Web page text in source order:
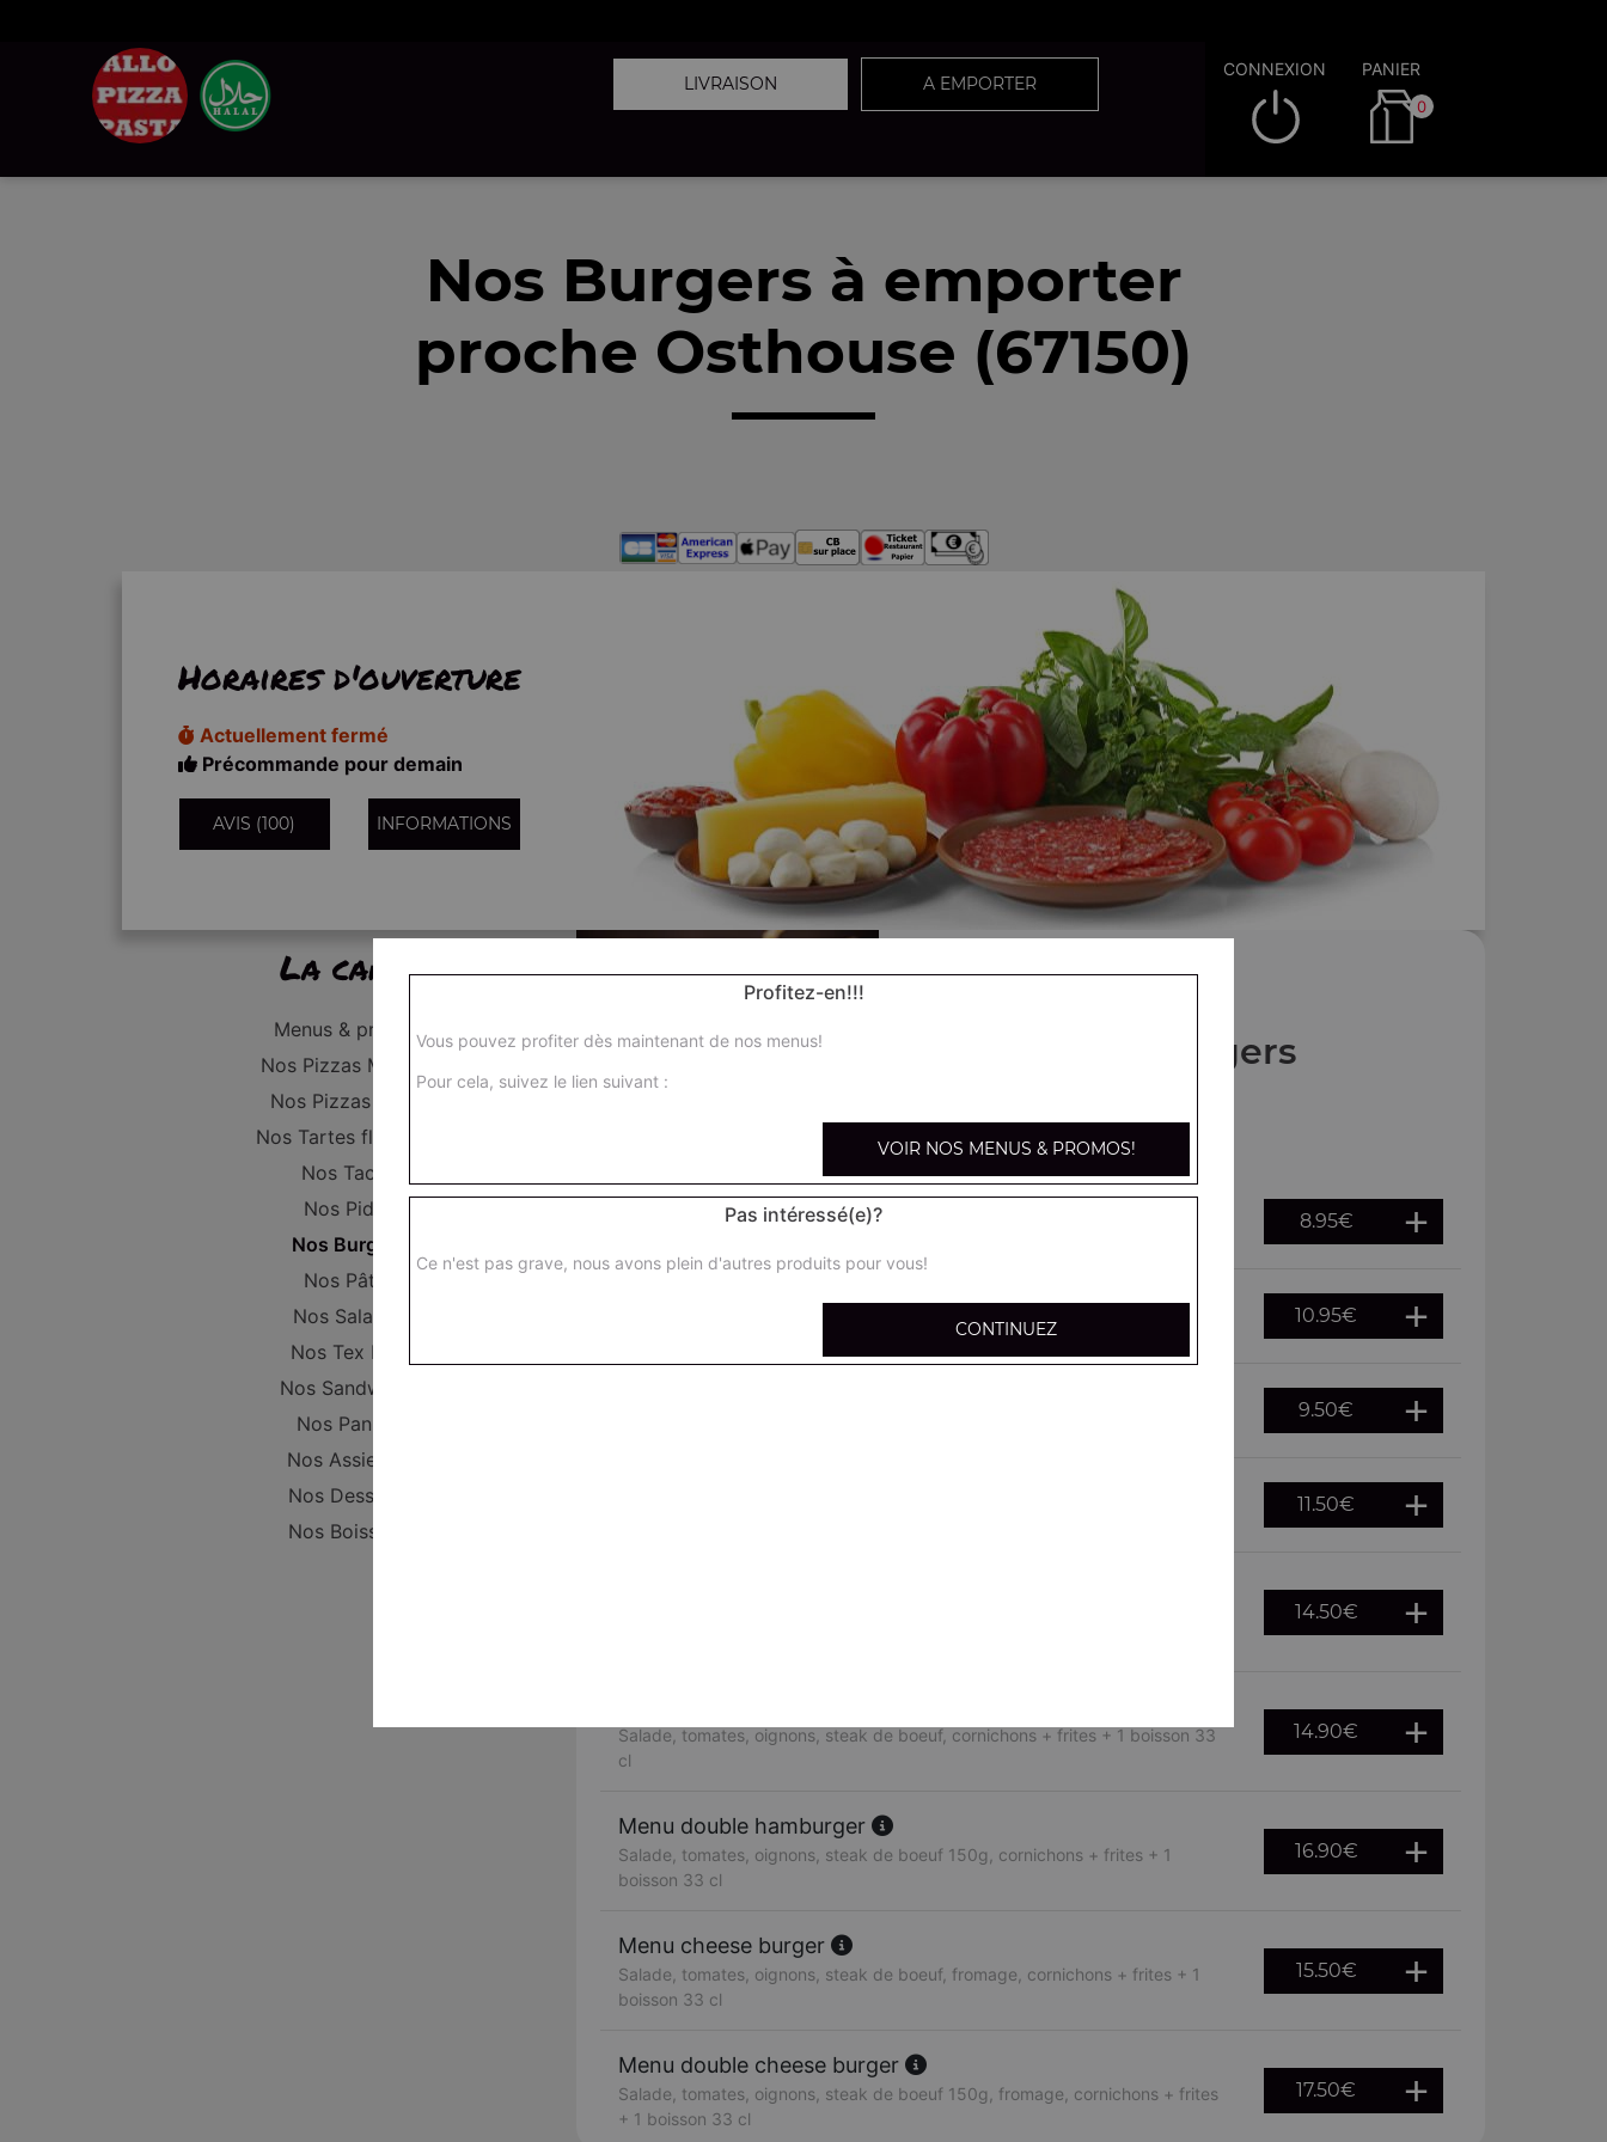
LIVRAISON A EMPORTER
CONNEXION PANIER
0
Nos Burgers à emporter
proche Osthouse (67150)
Horaires d'ouverture
Actuellement fermé
Précommande pour demain
AVIS (100) INFORMATIONS
La carte
Menus & promos
Nos Pizzas Médium
Nos Pizzas Large
Nos Tartes flambées
Nos Tacos
Nos Pides
Nos Burgers
Nos Pâtes
Nos Salades
Nos Tex Mex
Nos Sandwichs
Nos Paninis
Nos Assiettes
Nos Desserts
Nos Boissons
Nos Burgers
Hamburger 8.95€
Salade, tomates, oignons, steak de boeuf 150g, cornichons
10.95€
9.50€
11.50€
14.50€
Salade, tomates, oignons, steak de boeuf, cornichons + frites + 1 boisson 33
cl
14.90€
Menu double hamburger
Salade, tomates, oignons, steak de boeuf 150g, cornichons + frites + 1
boisson 33 cl
16.90€
Menu cheese burger
Salade, tomates, oignons, steak de boeuf, fromage, cornichons + frites + 1
boisson 33 cl
15.50€
Menu double cheese burger
Salade, tomates, oignons, steak de boeuf 150g, fromage, cornichons + frites
+ 1 boisson 33 cl
17.50€
Profitez-en!!!
Vous pouvez profiter dès maintenant de nos menus!
Pour cela, suivez le lien suivant :
VOIR NOS MENUS & PROMOS!
Pas intéressé(e)?
Ce n'est pas grave, nous avons plein d'autres produits pour vous!
CONTINUEZ